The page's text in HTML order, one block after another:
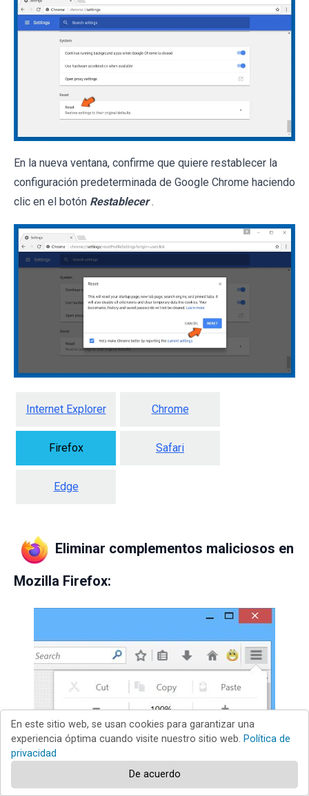
En la nueva ventana, confirme que quiere restablecer la
configuración predeterminada de Google Chrome haciendo
clic en el botón Restablecer .
Internet Explorer Chrome
Firefox Safari
Edge
Eliminar complementos maliciosos en
Mozilla Firefox:
En este sitio web, se usan cookies para garantizar una
experiencia óptima cuando visite nuestro sitio web. Política de
privacidad
De acuerdo